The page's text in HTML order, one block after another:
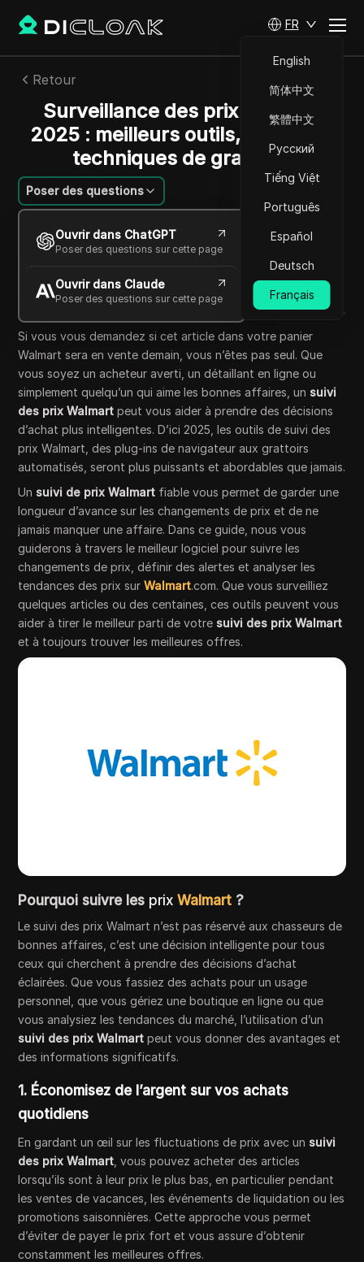
FR
English
简体中文
繁體中文
Русский
Tiếng Việt
Português
Español
Deutsch
Français
Retour
Surveillance des prix Walmart
2025 : meilleurs outils, alertes et
techniques de grattage
Poser des questions
Ouvrir dans ChatGPT
Poser des questions sur cette page
Ouvrir dans Claude
Poser des questions sur cette page
Sandra Anderson
21 oct. 2025 6 min de lecture
Copy Link
Si vous vous demandez si cet article dans votre panier
Walmart sera en vente demain, vous n’êtes pas seul. Que
vous soyez un acheteur averti, un détaillant en ligne ou
simplement quelqu’un qui aime les bonnes affaires, un suivi
des prix Walmart peut vous aider à prendre des décisions
d’achat plus intelligentes. D’ici 2025, les outils de suivi des
prix Walmart, des plug-ins de navigateur aux grattoirs
automatisés, seront plus puissants et abordables que jamais.
Un suivi de prix Walmart fiable vous permet de garder une
longueur d’avance sur les changements de prix et de ne
jamais manquer une affaire. Dans ce guide, nous vous
guiderons à travers le meilleur logiciel pour suivre les
changements de prix, définir des alertes et analyser les
tendances des prix surWalmart.com. Que vous surveilliez
quelques articles ou des centaines, ces outils peuvent vous
aider à tirer le meilleur parti de votre suivi des prix Walmart
et à toujours trouver les meilleures offres.
Pourquoi suivre les prixWalmart ?
Le suivi des prix Walmart n’est pas réservé aux chasseurs de
bonnes affaires, c’est une décision intelligente pour tous
ceux qui cherchent à prendre des décisions d’achat
éclairées. Que vous fassiez des achats pour un usage
personnel, que vous gériez une boutique en ligne ou que
vous analysiez les tendances du marché, l’utilisation d’un
suivi des prix Walmart peut vous donner des avantages et
des informations significatifs.
1. Économisez de l’argent sur vos achats
quotidiens
En gardant un œil sur les fluctuations de prix avec un suivi
des prix Walmart , vous pouvez acheter des articles
lorsqu’ils sont à leur prix le plus bas, en particulier pendant
les ventes de vacances, les événements de liquidation ou les
promotions saisonnières. Cette approche vous permet
d’éviter de payer le prix fort et vous assure d’obtenir
constamment les meilleures offres.